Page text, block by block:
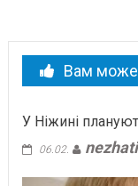
Вам може
У Ніжині
06.02.